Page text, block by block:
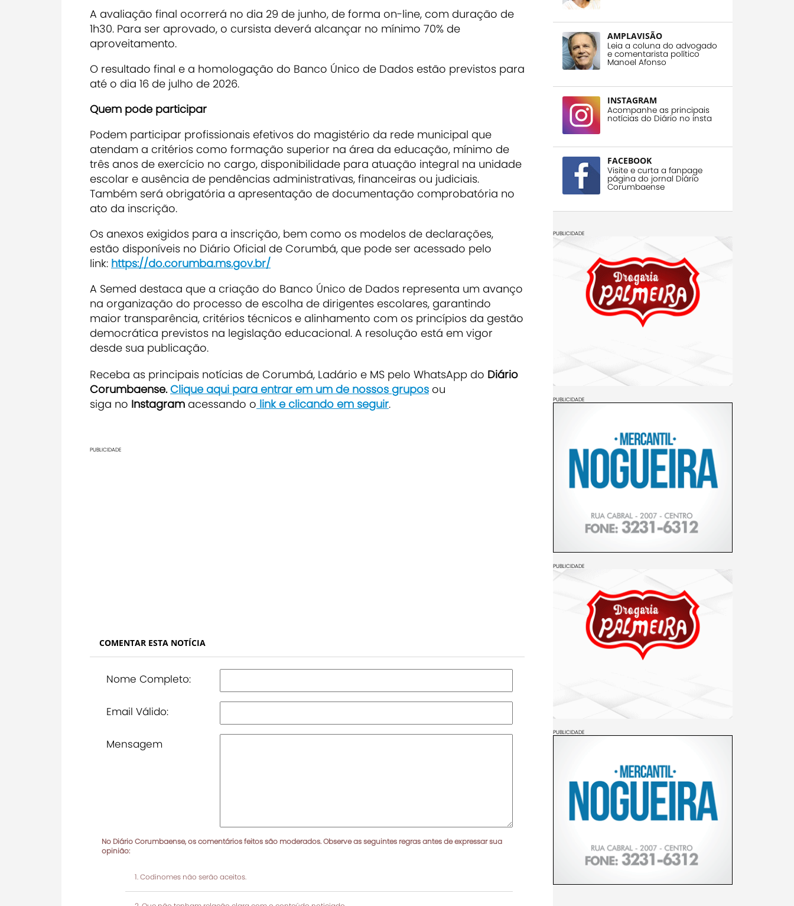
A avaliação final ocorrerá no dia 29 de junho, de forma on-line, com duração de
1h30. Para ser aprovado, o cursista deverá alcançar no mínimo 70% de
aproveitamento.
O resultado final e a homologação do Banco Único de Dados estão previstos para
até o dia 16 de julho de 2026.
Quem pode participar
Podem participar profissionais efetivos do magistério da rede municipal que
atendam a critérios como formação superior na área da educação, mínimo de
três anos de exercício no cargo, disponibilidade para atuação integral na unidade
escolar e ausência de pendências administrativas, financeiras ou judiciais.
Também será obrigatória a apresentação de documentação comprobatória no
ato da inscrição.
Os anexos exigidos para a inscrição, bem como os modelos de declarações,
estão disponíveis no Diário Oficial de Corumbá, que pode ser acessado pelo
link: https://do.corumba.ms.gov.br/
A Semed destaca que a criação do Banco Único de Dados representa um avanço
na organização do processo de escolha de dirigentes escolares, garantindo
maior transparência, critérios técnicos e alinhamento com os princípios da gestão
democrática previstos na legislação educacional. A resolução está em vigor
desde sua publicação.
Receba as principais notícias de Corumbá, Ladário e MS pelo WhatsApp do Diário
Corumbaense.Clique aqui para entrar em um de nossos grupos ou
siga no Instagram acessando o link e clicando em seguir.
PUBLICIDADE
COMENTAR ESTA NOTÍCIA
Nome Completo:
Email Válido:
Mensagem
No Diário Corumbaense, os comentários feitos são moderados. Observe as seguintes regras antes de expressar sua
opinião:
Codinomes não serão aceitos.
AMPLAVISÃO
Leia a coluna do advogado
e comentarista político
Manoel Afonso
INSTAGRAM
Acompanhe as principais
notícias do Diário no insta
FACEBOOK
Visite e curta a fanpage
página do jornal Diário
Corumbaense
PUBLICIDADE
PUBLICIDADE
PUBLICIDADE
PUBLICIDADE